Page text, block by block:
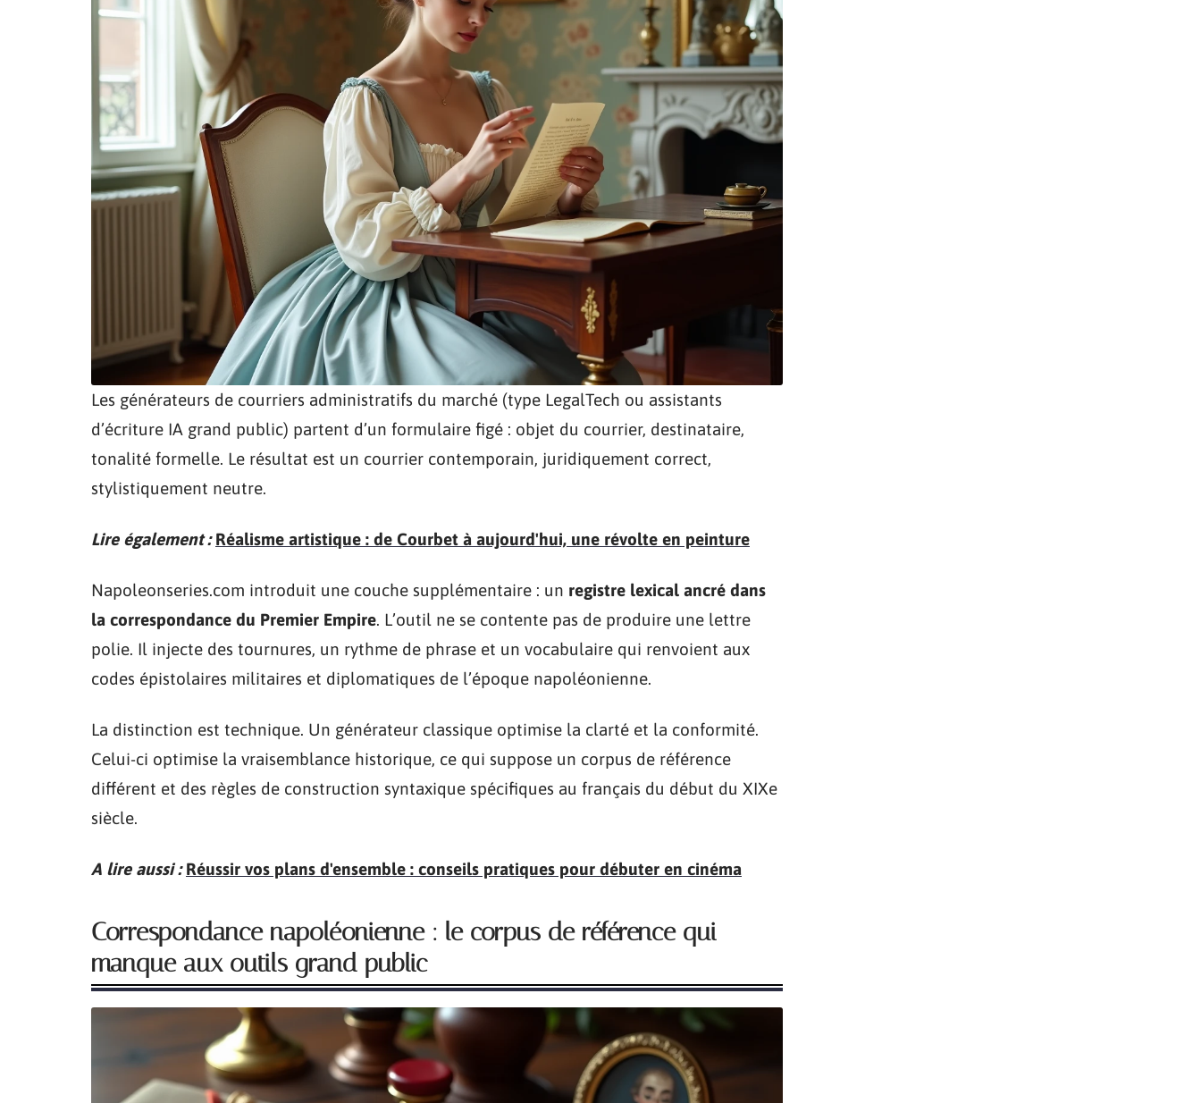
Les générateurs de courriers administratifs du marché (type LegalTech ou assistants
d’écriture IA grand public) partent d’un formulaire figé : objet du courrier, destinataire,
tonalité formelle. Le résultat est un courrier contemporain, juridiquement correct,
stylistiquement neutre.
Lire également : Réalisme artistique : de Courbet à aujourd'hui, une révolte en peinture
Napoleonseries.com introduit une couche supplémentaire : un registre lexical ancré dans
la correspondance du Premier Empire. L’outil ne se contente pas de produire une lettre
polie. Il injecte des tournures, un rythme de phrase et un vocabulaire qui renvoient aux
codes épistolaires militaires et diplomatiques de l’époque napoléonienne.
La distinction est technique. Un générateur classique optimise la clarté et la conformité.
Celui-ci optimise la vraisemblance historique, ce qui suppose un corpus de référence
différent et des règles de construction syntaxique spécifiques au français du début du XIXe
siècle.
A lire aussi : Réussir vos plans d'ensemble : conseils pratiques pour débuter en cinéma
Correspondance napoléonienne : le corpus de référence qui
manque aux outils grand public